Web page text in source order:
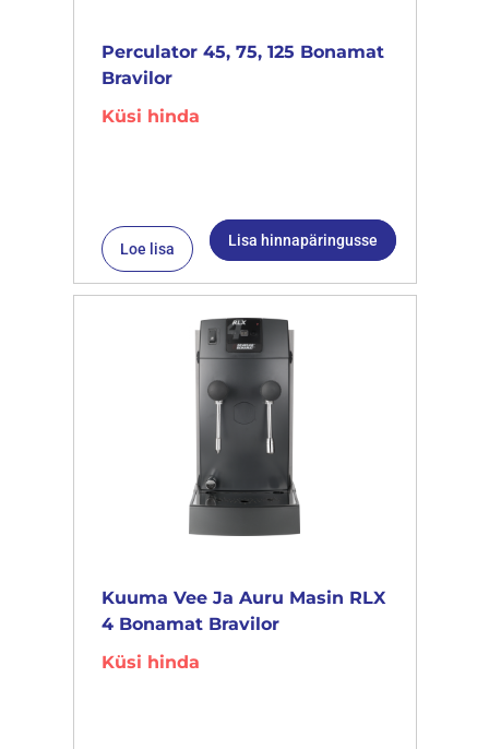
Perculator 45, 75, 125 Bonamat
Bravilor
Küsi hinda
Loe lisa Lisa hinnapäringusse
Kuuma Vee Ja Auru Masin RLX
4 Bonamat Bravilor
Küsi hinda